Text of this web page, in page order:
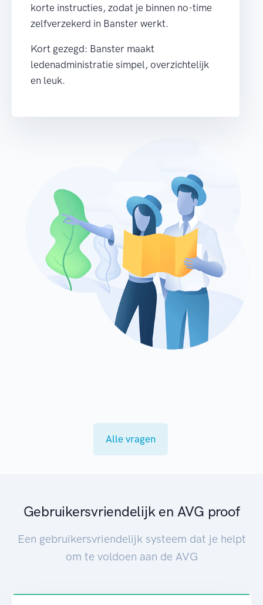
korte instructies, zodat je binnen no-time
zelfverzekerd in Banster werkt.
Kort gezegd: Banster maakt
ledenadministratie simpel, overzichtelijk
en leuk.
Alle vragen
Gebruikersvriendelijk en AVG proof
Een gebruikersvriendelijk systeem dat je helpt
om te voldoen aan de AVG